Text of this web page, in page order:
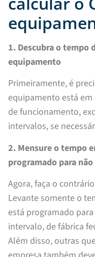
1. Descubra o tempo
equipamento
Primeiramente, é
equipamento está
de funcionamento,
intervalos, se
2. Mensure o tempo
programado para
Agora, faça o
Levante somente o
está programado
intervalo, de fábrica
Além disso, outras